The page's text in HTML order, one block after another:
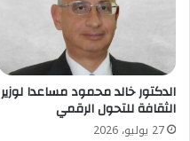
الدكتور خالد محمود مساعدا لوزير
الثقافة للتحول الرقمي
27 يوليو، 2026